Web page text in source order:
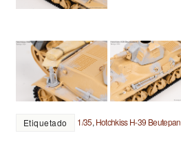
Etiquetado 1/35, Hotchkiss H-39